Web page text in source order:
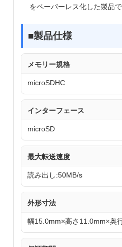
をペーパーレス化した製品で
■製品仕様
メモリー規格
microSDHC
インターフェース
microSD
最大転送速度
読み出し:50MB/s
外形寸法
幅15.0mm×高さ11.0mm×奥